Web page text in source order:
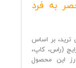
به‌ فرد
بر اساس
(راس، کاپ،
این محصول